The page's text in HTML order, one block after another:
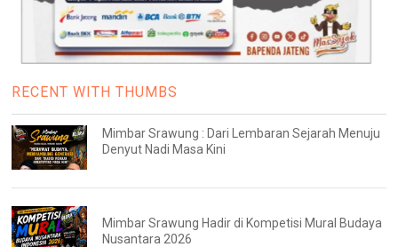
RECENT WITH THUMBS
Mimbar Srawung : Dari Lembaran Sejarah Menuju
Denyut Nadi Masa Kini
Mimbar Srawung Hadir di Kompetisi Mural Budaya
Nusantara 2026